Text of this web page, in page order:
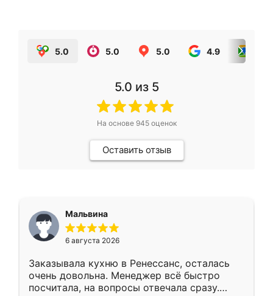
5.0 5.0 5.0 4.9
5.0 из 5
На основе 945оценок
Оставить отзыв
Мальвина
6 августа 2026
Заказывала кухню в Ренессанс, осталась
очень довольна. Менеджер всё быстро
посчитала, на вопросы отвечала сразу.